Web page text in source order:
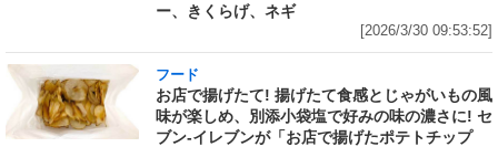
ー、きくらげ、ネギ
[2026/3/30 09:53:52]
フード
お店で揚げたて! 揚げたて食感とじゃがいもの風
味が楽しめ、別添小袋塩で好みの味の濃さに! セ
ブン‐イレブンが「お店で揚げたポテトチップ